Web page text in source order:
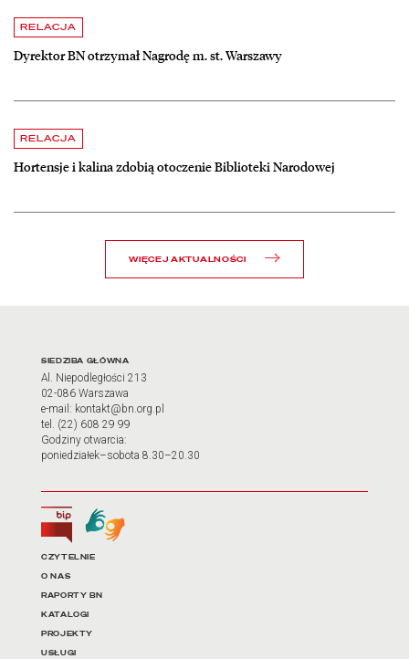
RELACJA
Dyrektor BN otrzymał Nagrodę m. st. Warszawy
czytaj więcej o Dyrektor BN otrzymał Nagrodę m. st. Warszawy
RELACJA
Hortensje i kalina zdobią otoczenie Biblioteki Narodowej
czytaj więcej o Hortensje i kalina zdobią otoczenie Biblioteki
WIĘCEJ AKTUALNOŚCI
Adres oraz godziny
SIEDZIBA GŁÓWNA
Al. Niepodległości 213
02-086 Warszawa
e-mail: kontakt@bn.org.pl
tel. (22) 608 29 99
Godziny otwarcia:
poniedziałek–sobota 8.30–20.30
Biuletyn Informacji Publicznej
Tłumacz języka migowego
Linki do najważniejszych
CZYTELNIE
O NAS
RAPORTY BN
KATALOGI
PROJEKTY
USŁUGI